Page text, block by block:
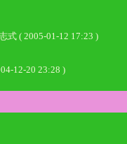
( 2005-01-12 17:23 )
12-20 23:28 )